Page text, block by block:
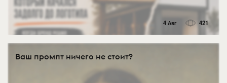
4 Авг 421
Ваш промпт ничего не стоит?